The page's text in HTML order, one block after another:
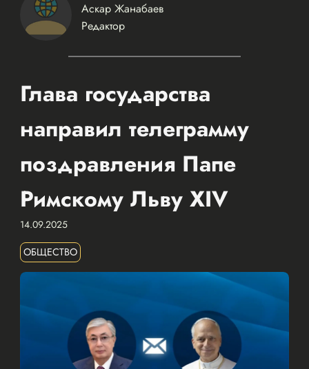
Аскар Жанабаев
Редактор
Глава государства
направил телеграмму
поздравления Папе
Римскому Льву XIV
14.09.2025
ОБЩЕСТВО